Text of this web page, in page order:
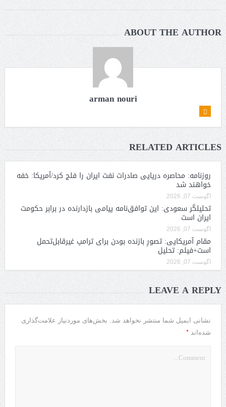
ABOUT THE AUTHOR
arman nouri
RELATED ARTICLES
روزنامه: محاصره دریایی صادرات نفت ایران را فلج کرد/آمریکا: خفه
خواهند شد
آگوست 07, 2026
تحلیلگر سعودی: این توافق‌نامه پیامی بازدارنده در برابر حکومت
ایران است
آگوست 07, 2026
مقام آمریکایی: تصورِ بازنده بودن برای ترامپ غیرقابل‌تحمل
است+فیلم: تحلیل
آگوست 07, 2026
LEAVE A REPLY
نشانی ایمیل شما منتشر نخواهد شد. بخش‌های موردنیاز علامت‌گذاری
شده‌اند *